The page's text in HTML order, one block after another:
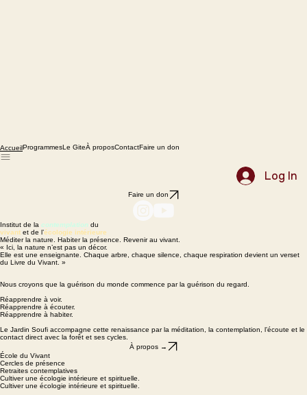
Contact Faire un don
Faire un don
Méditer la nature. Habiter la présence. Revenir au vivant.
Elle est une enseignante. Chaque arbre, chaque silence, chaque respiration devient un verset
du Livre du Vivant.»
Nous croyons que la guérison du monde commence par la guérison du regard.
Réapprendre à écouter.
Réapprendre à habiter.
Le Jardin Soufi accompagne cette renaissance par la méditation, la contemplation, l’écoute et le
contact direct avec la forêt et ses cycles.
À propos →